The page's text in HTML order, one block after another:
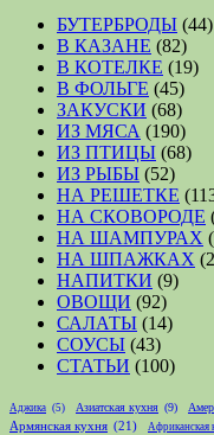
БУТЕРБРОДЫ (44)
В КАЗАНЕ (82)
В КОТЕЛКЕ (19)
В ФОЛЬГЕ (45)
ЗАКУСКИ (68)
ИЗ МЯСА (190)
ИЗ ПТИЦЫ (68)
ИЗ РЫБЫ (52)
НА РЕШЕТКЕ
НА СКОВОРОДЕ
НА ШАМПУРАХ
НА ШПАЖКАХ
НАПИТКИ (9)
ОВОЩИ (92)
САЛАТЫ (14)
СОУСЫ (43)
СТАТЬИ (100)
Аджика (5) Азиатская кухня (9)
Армянская кухня (21) Африканская